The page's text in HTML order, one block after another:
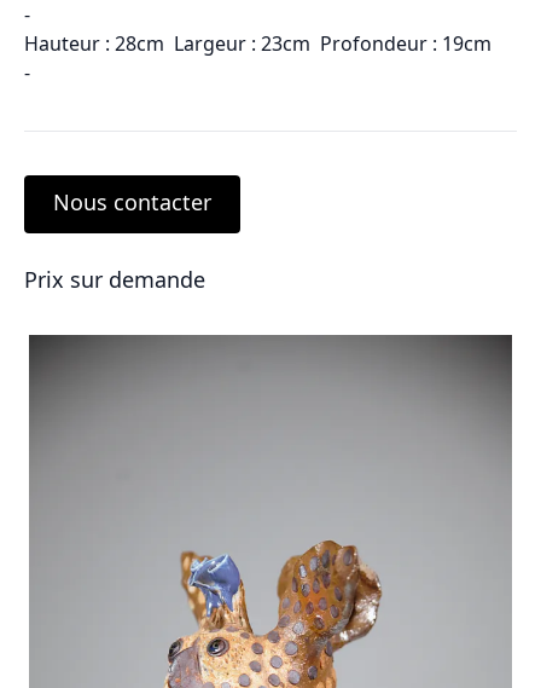
-
Hauteur : 28cm Largeur : 23cm Profondeur : 19cm
-
Nous contacter
Prix sur demande